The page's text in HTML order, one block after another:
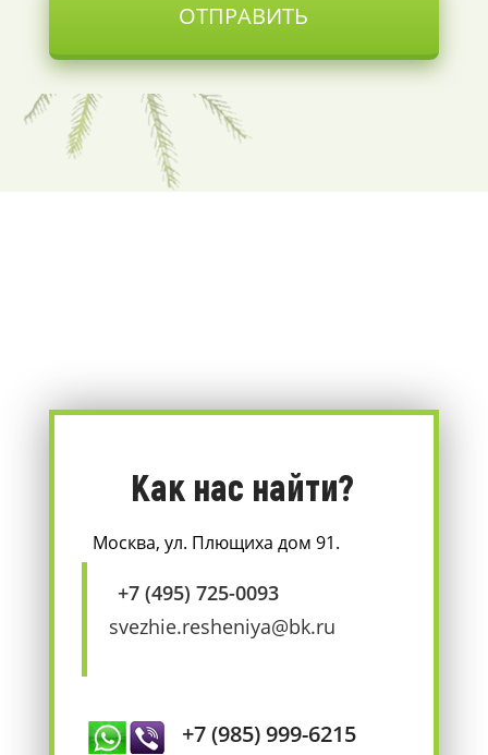
ОТПРАВИТЬ
Как нас найти?
Москва, ул. Плющиха дом 91.
+7 (495) 725-0093
svezhie.resheniya@bk.ru
+7 (985) 999-6215